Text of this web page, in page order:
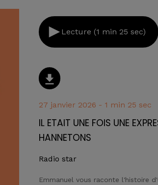
Lecture (1 min 25 sec)
27 janvier 2026 - 1 min 25 sec
IL ETAIT UNE FOIS UNE
HANNETONS
Radio star
Emmanuel vous raconte l'histoire